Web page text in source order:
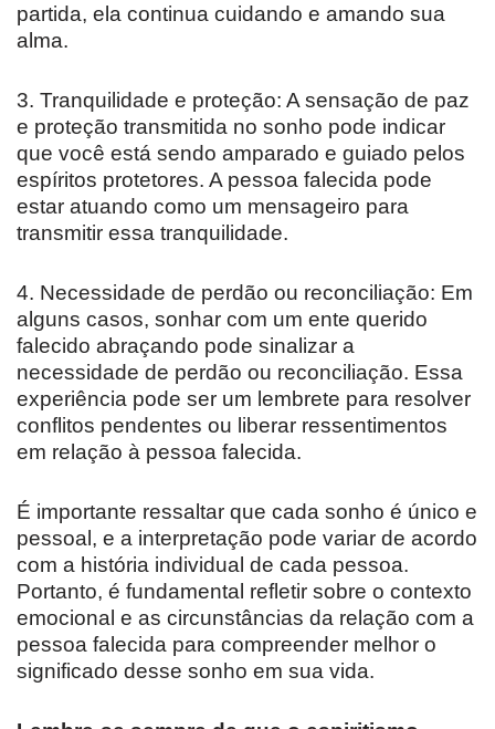
partida, ela continua cuidando e amando sua
alma.
3. Tranquilidade e proteção: A sensação de paz
e proteção transmitida no sonho pode indicar
que você está sendo amparado e guiado pelos
espíritos protetores. A pessoa falecida pode
estar atuando como um mensageiro para
transmitir essa tranquilidade.
4. Necessidade de perdão ou reconciliação: Em
alguns casos, sonhar com um ente querido
falecido abraçando pode sinalizar a
necessidade de perdão ou reconciliação. Essa
experiência pode ser um lembrete para resolver
conflitos pendentes ou liberar ressentimentos
em relação à pessoa falecida.
É importante ressaltar que cada sonho é único e
pessoal, e a interpretação pode variar de acordo
com a história individual de cada pessoa.
Portanto, é fundamental refletir sobre o contexto
emocional e as circunstâncias da relação com a
pessoa falecida para compreender melhor o
significado desse sonho em sua vida.